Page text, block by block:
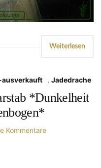
Weiterlesen
ausverkauft , Jadedrache
*Dunkelheit
Kommentare